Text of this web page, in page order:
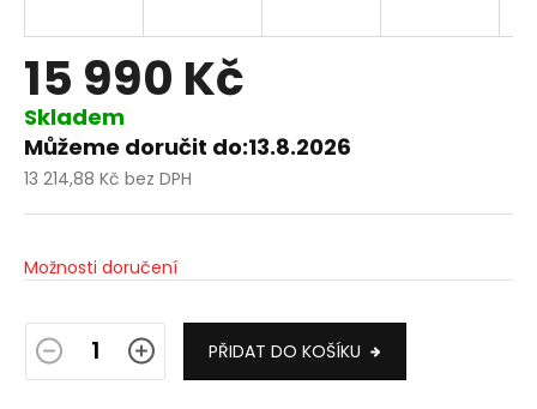
15 990 Kč
Skladem
Můžeme doručit do:13.8.2026
13 214,88 Kč bez DPH
Měrná
Možnosti doručení
PŘIDAT DO KOŠÍKU